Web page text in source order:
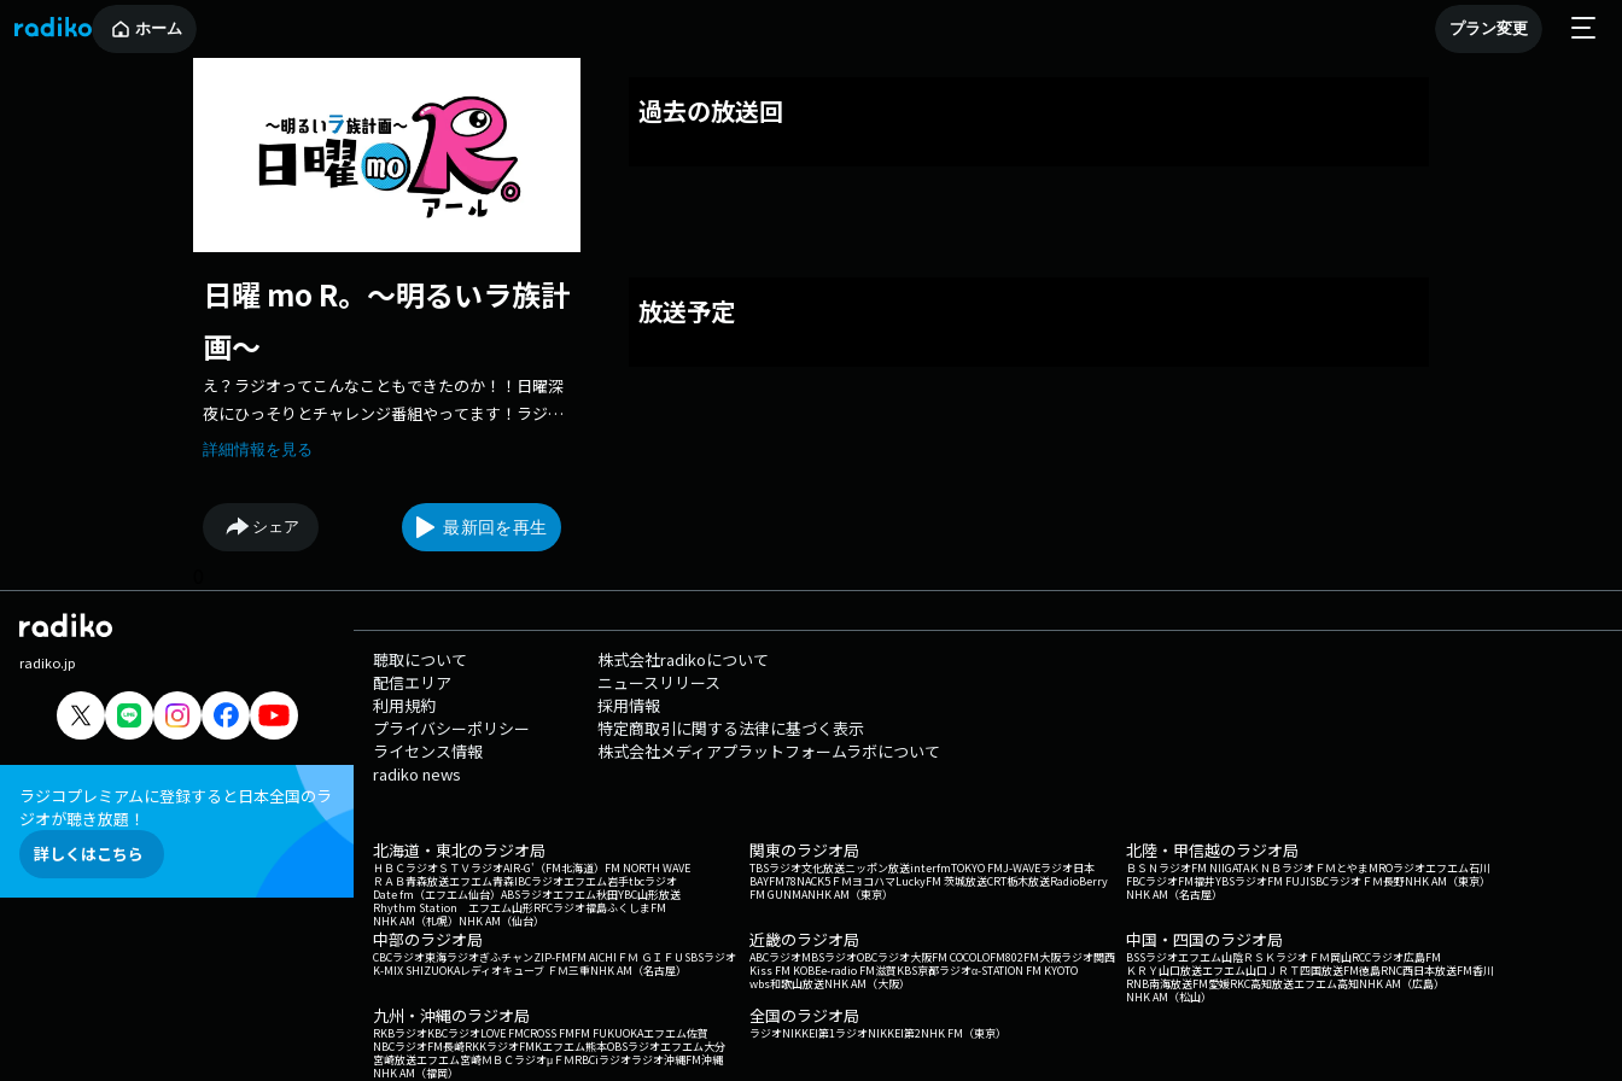
ホーム プラン変更
日曜 mo R。～明るいラ族計
画～
え？ラジオってこんなこともできたのか！！日曜深
夜にひっそりとチャレンジ番組やってます！ラジオ
好きな【ラ族】たちが案を出し合い、新たな番組を
組 ※事前収録 出 演 者：週替わり
詳細情報を見る
シェア 最新回を再生
過去の放送回
放送予定
radiko.jp
ラジコプレミアムに登録すると日本全国のラ
ジオが聴き放題！
詳しくはこちら
聴取について
配信エリア
利用規約
プライバシーポリシー
ライセンス情報
radiko news
株式会社radikoについて
ニュースリリース
採用情報
特定商取引に関する法律に基づく表示
株式会社メディアプラットフォームラボについて
北海道・東北のラジオ局
ＨＢＣラジオＳＴＶラジオAIR-G'（FM北海道） FM NORTH WAVE
ＲＡＢ青森放送エフエム青森IBCラジオエフエム岩手tbcラジオ
Date fm（エフエム仙台） ABSラジオエフエム秋田YBC山形放送
Rhythm Station エフエム山形RFCラジオ福島ふくしまFM
NHK AM（札幌） NHK AM（仙台）
関東のラジオ局
TBSラジオ文化放送ニッポン放送interfmTOKYO FMJ-WAVEラジオ日本
BAYFM78NACK5 ＦＭヨコハマLuckyFM 茨城放送CRT栃木放送RadioBerry
FM GUNMANHK AM（東京）
北陸・甲信越のラジオ局
ＢＳＮラジオFM NIIGATAＫＮＢラジオ ＦＭとやまMROラジオエフエム石川
FBCラジオFM福井YBSラジオFM FUJISBCラジオ ＦＭ長野NHK AM（東京）
NHK AM（名古屋）
中部のラジオ局
CBCラジオ東海ラジオぎふチャンZIP-FMFM AICHI ＦＭ ＧＩＦＵ SBSラジオ
K-MIX SHIZUOKAレディオキューブ ＦＭ三重NHK AM（名古屋）
近畿のラジオ局
ABCラジオMBSラジオOBCラジオ大阪FM COCOLOFM802FM大阪ラジオ関西
Kiss FM KOBEe-radio FM滋賀KBS京都ラジオα-STATION FM KYOTO
wbs和歌山放送NHK AM（大阪）
中国・四国のラジオ局
BSSラジオエフエム山陰ＲＳＫラジオ ＦＭ岡山RCCラジオ広島FM
ＫＲＹ山口放送エフエム山口 ＪＲＴ四国放送FM徳島RNC西日本放送FM香川
RNB南海放送FM愛媛RKC高知放送エフエム高知NHK AM（広島）
NHK AM（松山）
九州・沖縄のラジオ局
RKBラジオKBCラジオLOVE FMCROSS FMFM FUKUOKAエフエム佐賀
NBCラジオFM長崎RKKラジオFMKエフエム熊本OBSラジオエフエム大分
宮崎放送エフエム宮崎ＭＢＣラジオμＦＭRBCiラジオラジオ沖縄FM沖縄
NHK AM（福岡）
全国のラジオ局
ラジオNIKKEI第1ラジオNIKKEI第2NHK FM（東京）